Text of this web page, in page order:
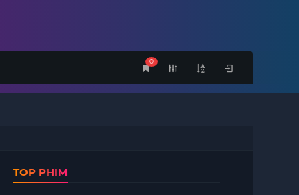
0
TOP PHIM